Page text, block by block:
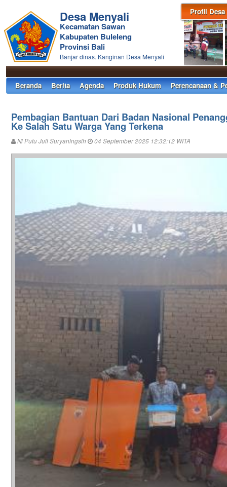
Profil Desa
Desa Menyali
Kecamatan Sawan
Kabupaten Buleleng
Provinsi Bali
Banjar dinas. Kanginan Desa Menyali
Beranda Berita Agenda Produk Hukum Perencanaan &
Pembagian Bantuan Dari Badan Nasional
Ke Salah Satu Warga Yang Terkena
Ni Putu Juli Suryaningsih 04 September 2025 12:32:12 WITA